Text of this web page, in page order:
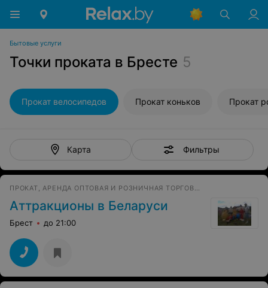
Бытовые услуги
Точки проката в Бресте 5
Прокат велосипедов Прокат коньков Прокат
Карта Фильтры
ПРОКАТ, АРЕНДА ОПТОВАЯ И РОЗНИЧНАЯ ТОРГОВЛЯ АТТРАКЦИОНЫ
Аттракционы в Беларуси
Брест до 21:00